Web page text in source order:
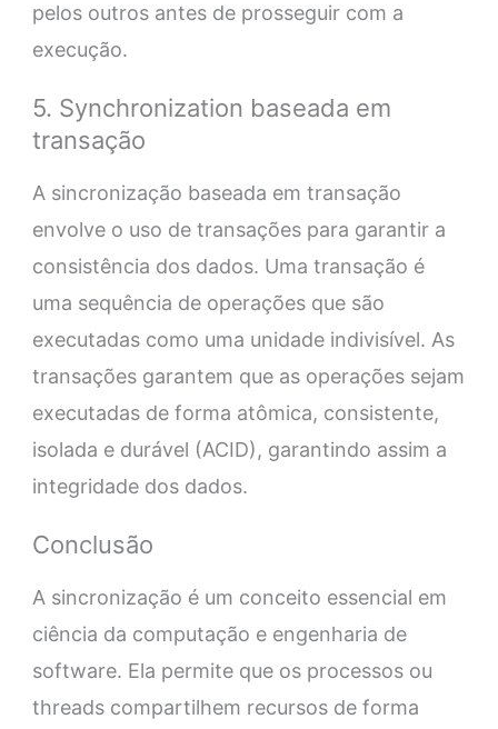
pelos outros antes de prosseguir com a
execução.
5. Synchronization baseada em
transação
A sincronização baseada em transação
envolve o uso de transações para garantir a
consistência dos dados. Uma transação é
uma sequência de operações que são
executadas como uma unidade indivisível. As
transações garantem que as operações sejam
executadas de forma atômica, consistente,
isolada e durável (ACID), garantindo assim a
integridade dos dados.
Conclusão
A sincronização é um conceito essencial em
ciência da computação e engenharia de
software. Ela permite que os processos ou
threads compartilhem recursos de forma